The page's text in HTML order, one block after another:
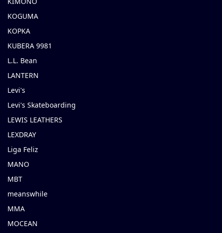
KOGUMA
KOPKA
KUBERA 9981
L.L. Bean
LANTERN
Levi's
Levi's Skateboarding
LEWIS LEATHERS
LEXDRAY
Liga Feliz
MANO
MBT
meanswhile
MMA
MOCEAN